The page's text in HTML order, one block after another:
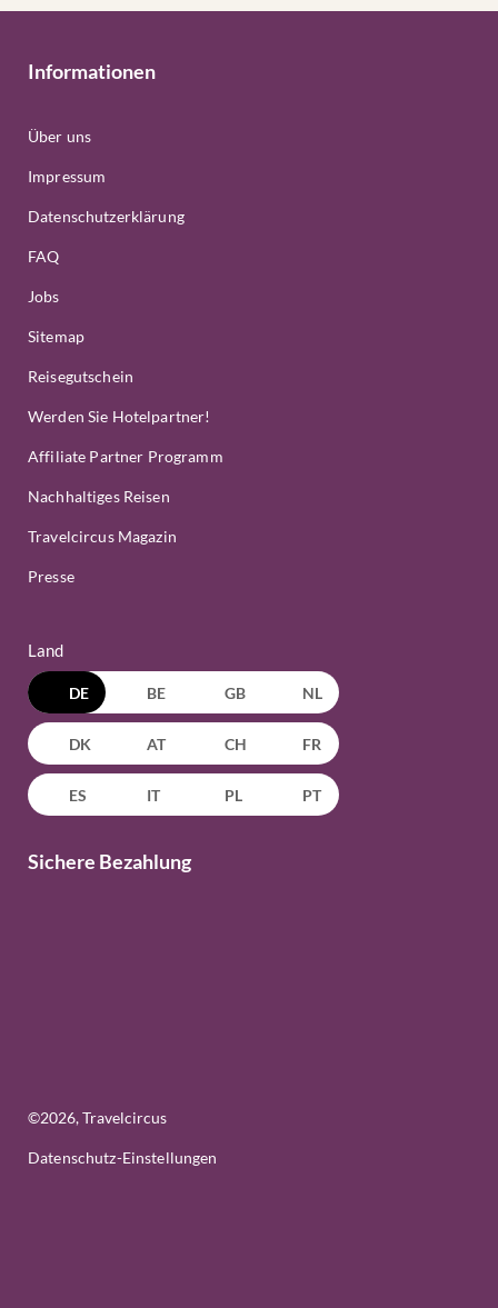
Informationen
Über uns
Impressum
Datenschutzerklärung
FAQ
Jobs
Sitemap
Reisegutschein
Werden Sie Hotelpartner!
Affiliate Partner Programm
Nachhaltiges Reisen
Travelcircus Magazin
Presse
Land
DE BE GB NL
DK AT CH FR
ES IT PL PT
Sichere Bezahlung
©2026, Travelcircus
Datenschutz-Einstellungen